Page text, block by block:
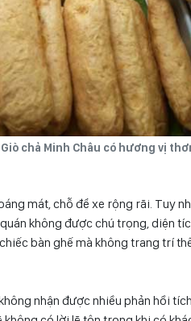
Giò chả Minh Châu có hương vị
mát, chỗ để xe rộng rãi. Tuy
không được chú trọng, diện
bàn ghế mà không trang trí
nhận được nhiều phản hồi